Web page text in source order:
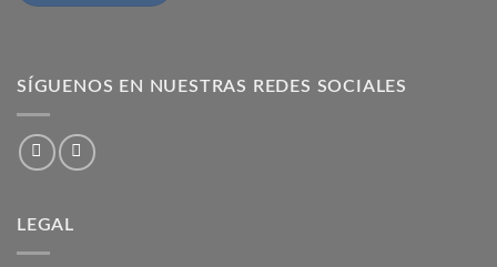
SÍGUENOS EN NUESTRAS REDES SOCIALES
LEGAL